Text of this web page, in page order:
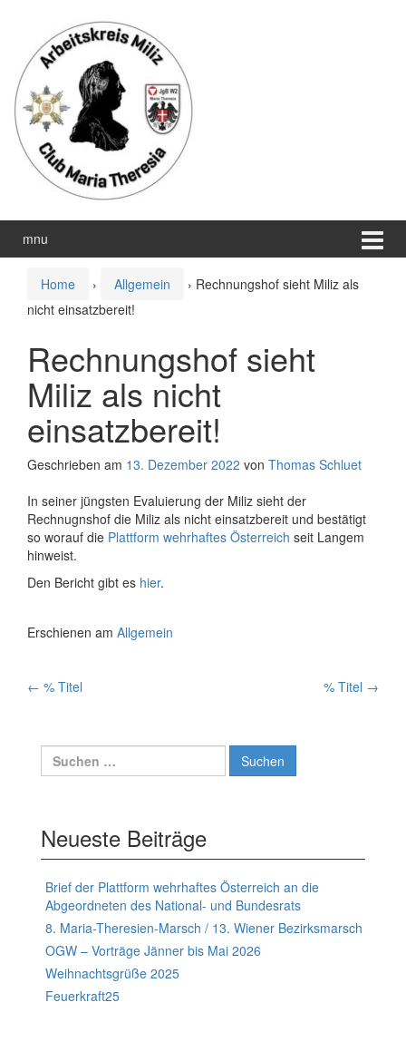
wechseln
Hauptmenü
springen
mnu
Home › Allgemein › Rechnungshof sieht Miliz als
nicht einsatzbereit!
Rechnungshof sieht
Miliz als nicht
einsatzbereit!
Geschrieben am 13. Dezember 2022 von Thomas Schluet
In seiner jüngsten Evaluierung der Miliz sieht der
Rechnugnshof die Miliz als nicht einsatzbereit und bestätigt
so worauf die Plattform wehrhaftes Österreich seit Langem
hinweist.
Den Bericht gibt es hier.
Erschienen am Allgemein
Artikelnavigation
← % Titel % Titel →
Suchen
nach:
Neueste Beiträge
Brief der Plattform wehrhaftes Österreich an die
Abgeordneten des National- und Bundesrats
8. Maria-Theresien-Marsch / 13. Wiener Bezirksmarsch
OGW – Vorträge Jänner bis Mai 2026
Weihnachtsgrüße 2025
Feuerkraft25